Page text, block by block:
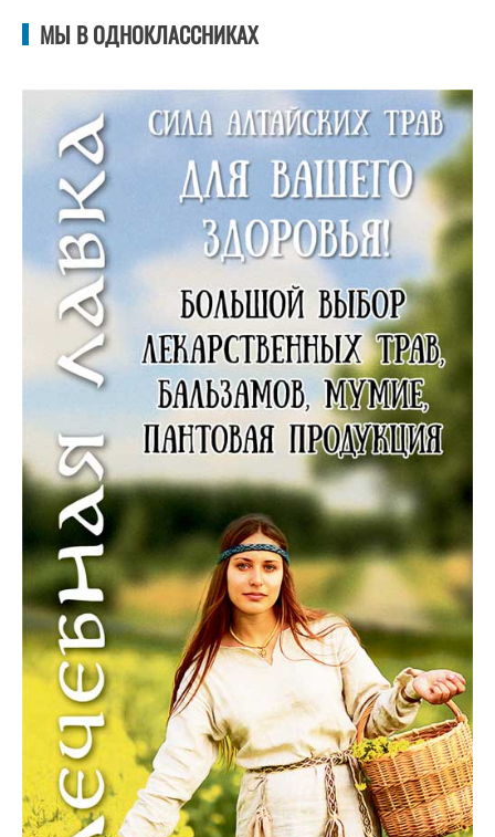
МЫ В ОДНОКЛАССНИКАХ